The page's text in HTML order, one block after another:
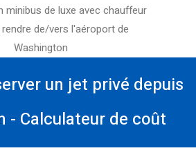
minibus de luxe avec chauffeur
de/vers l'aéroport de
Washington
un jet privé depuis
- Calculateur de coût